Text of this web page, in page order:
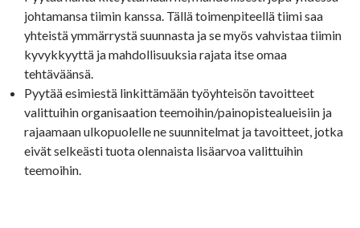
johtamansa tiimin kanssa. Tällä toimenpiteellä tiimi saa
yhteistä ymmärrystä suunnasta ja se myös vahvistaa tiimin
kyvykkyyttä ja mahdollisuuksia rajata itse omaa
tehtäväänsä.
Pyytää esimiestä linkittämään työyhteisön tavoitteet
valittuihin organisaation teemoihin/painopistealueisiin ja
rajaamaan ulkopuolelle ne suunnitelmat ja tavoitteet, jotka
eivät selkeästi tuota olennaista lisäarvoa valittuihin
teemoihin.